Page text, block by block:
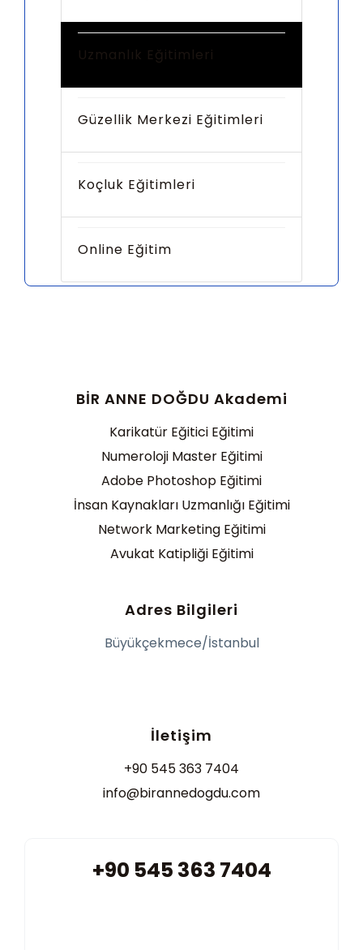
Uzmanlık Eğitimleri
Güzellik Merkezi Eğitimleri
Koçluk Eğitimleri
Online Eğitim
BİR ANNE DOĞDU Akademi
Karikatür Eğitici Eğitimi
Numeroloji Master Eğitimi
Adobe Photoshop Eğitimi
İnsan Kaynakları Uzmanlığı Eğitimi
Network Marketing Eğitimi
Avukat Katipliği Eğitimi
Adres Bilgileri
Büyükçekmece/İstanbul
İletişim
+90 545 363 7404
info@birannedogdu.com
+90 545 363 7404